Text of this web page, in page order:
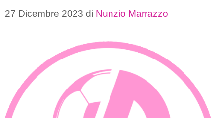
27 Dicembre 2023 di Nunzio Marrazzo